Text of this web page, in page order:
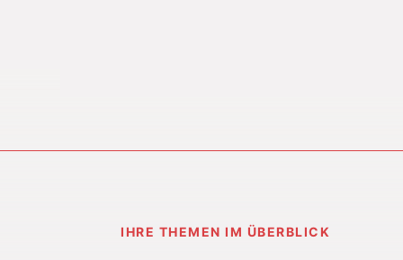
IHRE THEMEN IM ÜBERBLICK